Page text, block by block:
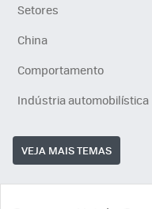
Setores
China
Comportamento
Indústria automobilística
VEJA MAIS TEMAS